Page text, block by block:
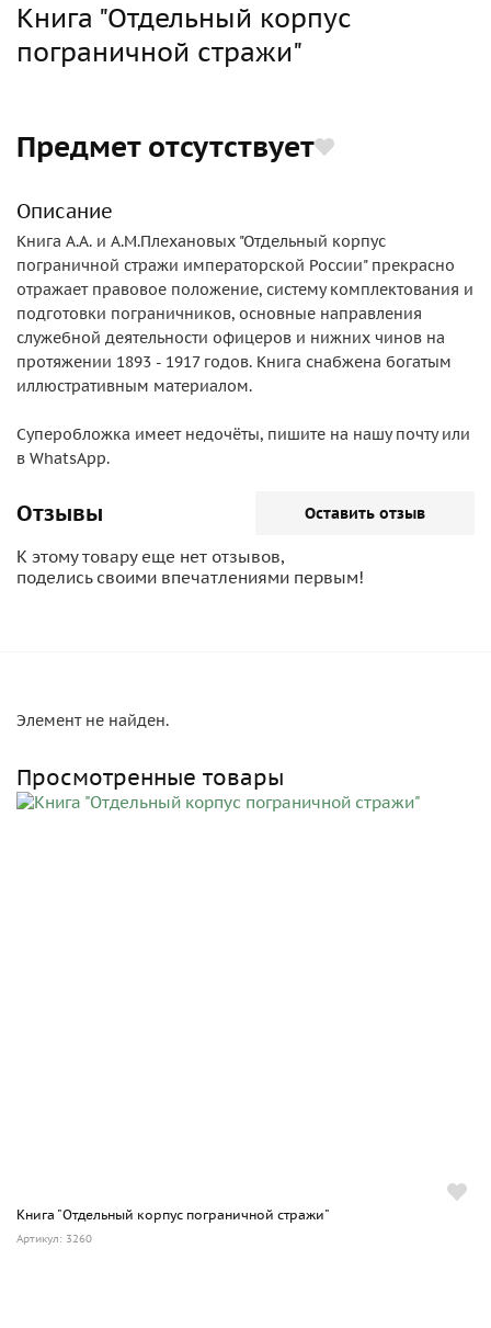
Книга "Отдельный корпус
пограничной стражи"
Предмет отсутствует
Описание
Книга А.А. и А.М.Плехановых "Отдельный корпус
пограничной стражи императорской России" прекрасно
отражает правовое положение, систему комплектования и
подготовки пограничников, основные направления
служебной деятельности офицеров и нижних чинов на
протяжении 1893 - 1917 годов. Книга снабжена богатым
иллюстративным материалом.
Суперобложка имеет недочёты, пишите на нашу почту или
в WhatsApp.
Отзывы Оставить отзыв
К этому товару еще нет отзывов,
поделись своими впечатлениями первым!
Элемент не найден.
Просмотренные товары
Книга "Отдельный корпус пограничной стражи"
Артикул: 3260